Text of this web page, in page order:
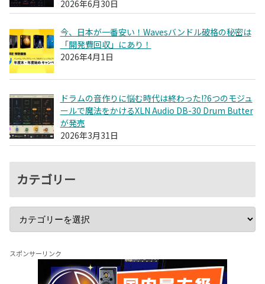
2026年6月30日
今、日本が一番安い！Wavesバンドル破格の秘密は
「開発費回収」にあり！
2026年4月1日
ドラムの音作りに悩む時代は終わった!?6つのモジュ
ールで魔法をかけるXLN Audio DB-30 Drum Butter
が発売
2026年3月31日
カテゴリー
スポンサーリンク